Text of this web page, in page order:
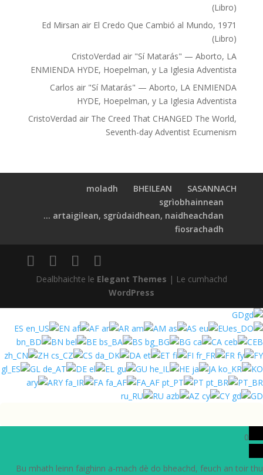
(Libro)
Ed Mirsan air El Credo Que Cambió al Mundo, 1971
(Libro)
CristoVerdad air "Sí Matarás" — Aborto, LA
ENMIENDA HYDE, Hoepelman, y La Iglesia Adventista
Carlos air "Sí Matarás" — Aborto, LA ENMIENDA
HYDE, Hoepelman, y La Iglesia Adventista
CristoVerdad air The Creed That CHANGED The World,
Seventh-day Adventist Ecumenism
SASANNACH
BHEILEAN
moladh
sgrìobhainnean
artaigilean, sgrùdaidhean, naidheachdan ...
fiosrachadh
Dealbhaichte le Elegant Themes | Le cumhachd
WordPress
GD
ES
EN AF AR AM AS
EU
BN
BE BS BG CA
CEB
ZH
CS DA ET FI FR
FY
GL
DE EL GU HE JA
KO
ARY
FA FA_AF PT
PT_BR
RU
AZ CY GD
0
Bu mhath leinn faighinn a-mach dè do bheachd, feuch an toir thu